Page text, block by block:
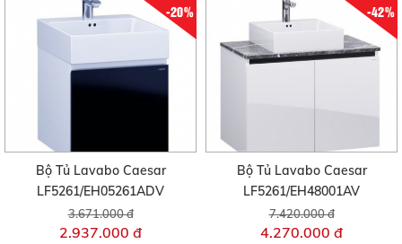
-20%
Bộ Tủ Lavabo Caesar
LF5261/EH05261ADV
3.671.000 đ
2.937.000 đ
-42%
Bộ Tủ Lavabo Caesar
LF5261/EH48001AV
7.420.000 đ
4.270.000 đ